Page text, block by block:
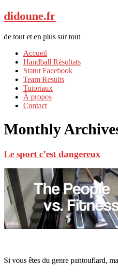
didoune.fr
de tout et en plus sur tout
Accueil
Handball Résultats
Statut Facebook
Team Results
Tutoriaux
À propos
Contact
Monthly
Le sport c’est dangereux
Si vous êtes du genre pantouflard,